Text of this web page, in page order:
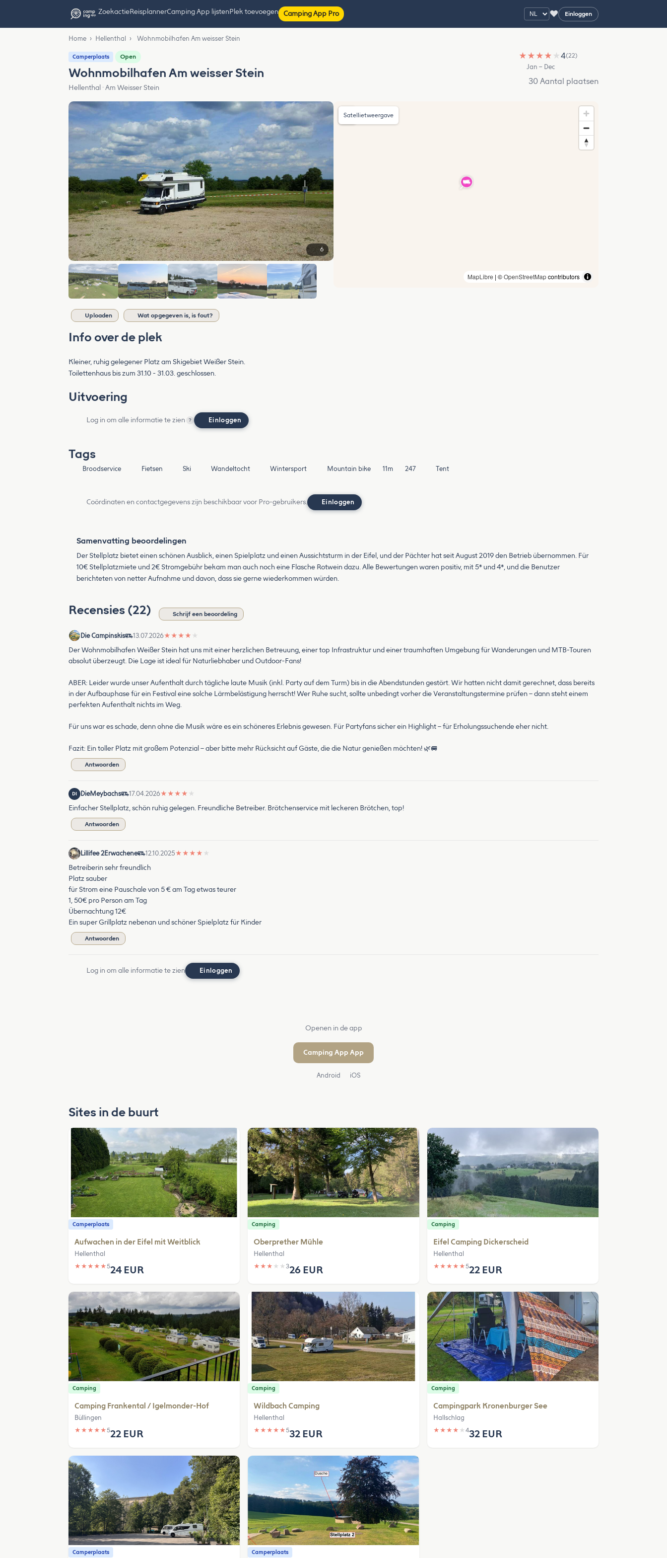
ZoekactieReisplannerCamping App lijstenPlek toevoegen Camping App Pro ♥ Einloggen
Home › Hellenthal › Wohnmobilhafen Am weisser Stein
Camperplaats Open
Wohnmobilhafen Am weisser Stein
Hellenthal · Am Weisser Stein
★ ★ ★ ★ ★4(22)
Jan – Dec
30 Aantal plaatsen
6
MapLibre | ©OpenStreetMapcontributors
Satellietweergave
Uploaden Wat opgegeven is, is fout?
Info over de plek
Kleiner, ruhig gelegener Platz am Skigebiet Weißer Stein.
Toilettenhaus bis zum 31.10 - 31.03. geschlossen.
Uitvoering
Log in om alle informatie te zien ? Einloggen
Tags
Broodservice Fietsen Ski Wandeltocht Wintersport Mountain bike 11m 247 Tent
Coördinaten en contactgegevens zijn beschikbaar voor Pro-gebruikers. Einloggen
Samenvatting beoordelingen
Der Stellplatz bietet einen schönen Ausblick, einen Spielplatz und einen Aussichtsturm in der Eifel, und der Pächter hat seit August 2019 den Betrieb übernommen. Für
10€ Stellplatzmiete und 2€ Stromgebühr bekam man auch noch eine Flasche Rotwein dazu. Alle Bewertungen waren positiv, mit 5* und 4*, und die Benutzer
berichteten von netter Aufnahme und davon, dass sie gerne wiederkommen würden.
Recensies (22) Schrijf een beoordeling
Die Campinskis 13.07.2026★ ★ ★ ★ ★
Der Wohnmobilhafen Weißer Stein hat uns mit einer herzlichen Betreuung, einer top Infrastruktur und einer traumhaften Umgebung für Wanderungen und MTB-Touren
absolut überzeugt. Die Lage ist ideal für Naturliebhaber und Outdoor-Fans!
ABER: Leider wurde unser Aufenthalt durch tägliche laute Musik (inkl. Party auf dem Turm) bis in die Abendstunden gestört. Wir hatten nicht damit gerechnet, dass bereits
in der Aufbauphase für ein Festival eine solche Lärmbelästigung herrscht! Wer Ruhe sucht, sollte unbedingt vorher die Veranstaltungstermine prüfen – dann steht einem
perfekten Aufenthalt nichts im Weg.
Für uns war es schade, denn ohne die Musik wäre es ein schöneres Erlebnis gewesen. Für Partyfans sicher ein Highlight – für Erholungssuchende eher nicht.
Fazit: Ein toller Platz mit großem Potenzial – aber bitte mehr Rücksicht auf Gäste, die die Natur genießen möchten! 🌿🚐
Antwoorden
DI DieMeybachs 17.04.2026★ ★ ★ ★ ★
Einfacher Stellplatz, schön ruhig gelegen. Freundliche Betreiber. Brötchenservice mit leckeren Brötchen, top!
Antwoorden
Lillifee 2Erwachene 12.10.2025★ ★ ★ ★ ★
Betreiberin sehr freundlich
Platz sauber
für Strom eine Pauschale von 5 € am Tag etwas teurer
1, 50€ pro Person am Tag
Übernachtung 12€
Ein super Grillplatz nebenan und schöner Spielplatz für Kinder
Antwoorden
Log in om alle informatie te zien Einloggen
Openen in de app
Camping App App
Android iOS
Sites in de buurt
Camperplaats
Aufwachen in der Eifel mit Weitblick
Hellenthal
★ ★ ★ ★ ★524 EUR
Camping
Oberprether Mühle
Hellenthal
★ ★ ★ ★ ★326 EUR
Camping
Eifel Camping Dickerscheid
Hellenthal
★ ★ ★ ★ ★522 EUR
Camping
Camping Frankental / Igelmonder-Hof
Büllingen
★ ★ ★ ★ ★522 EUR
Camping
Wildbach Camping
Hellenthal
★ ★ ★ ★ ★532 EUR
Camping
Campingpark Kronenburger See
Hallschlag
★ ★ ★ ★ ★ 432 EUR
Camperplaats Camperplaats